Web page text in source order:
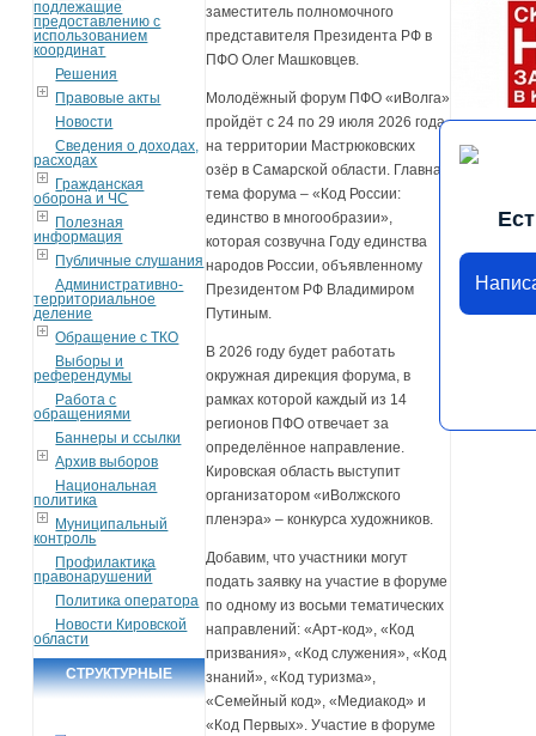
подлежащие
предоставлению с
использованием
координат
Решения
Правовые акты
Новости
Сведения о доходах,
расходах
Гражданская
оборона и ЧС
Полезная
информация
Публичные слушания
Административно-
территориальное
деление
Обращение с ТКО
Выборы и
референдумы
Работа с
обращениями
Баннеры и ссылки
Архив выборов
Национальная
политика
Муниципальный
контроль
Профилактика
правонарушений
Политика оператора
Новости Кировской
области
СТРУКТУРНЫЕ
заместитель полномочного
представителя Президента РФ в
ПФО Олег Машковцев.
Молодёжный форум ПФО «иВолга»
пройдёт с 24 по 29 июля 2026 года
на территории Мастрюковских
озёр в Самарской области. Главная
тема форума – «Код России:
единство в многообразии»,
которая созвучна Году единства
народов России, объявленному
Президентом РФ Владимиром
Путиным.
В 2026 году будет работать
окружная дирекция форума, в
рамках которой каждый из 14
регионов ПФО отвечает за
определённое направление.
Кировская область выступит
организатором «иВолжского
пленэра» – конкурса художников.
Добавим, что участники могут
подать заявку на участие в форуме
по одному из восьми тематических
направлений: «Арт-код», «Код
призвания», «Код служения», «Код
знаний», «Код туризма»,
«Семейный код», «Медиакод» и
«Код Первых». Участие в форуме